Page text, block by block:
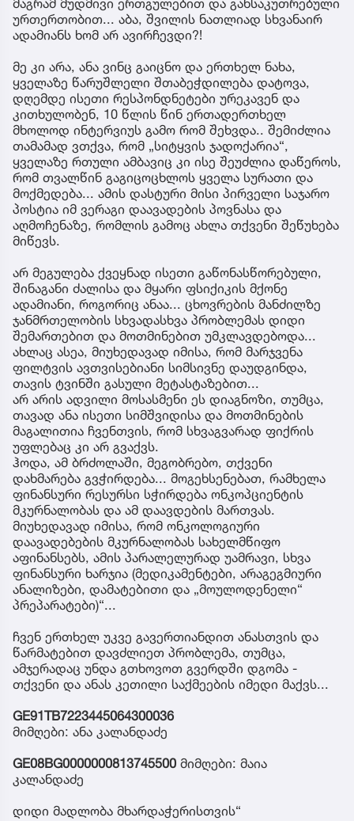
ურთერთობით... აბა, შვილის ნათლიად სხვანაირ
ადამიანს ხომ არ ავირჩევდი?!
მე კი არა, ანა ვინც გაიცნო და ერთხელ ნახა,
ყველაზე წარუშლელი შთაბეჭდილება დატოვა,
დღემდე ისეთი რესპონდნეტები ურეკავენ და
კითხულობენ, 10 წლის წინ ერთადერთხელ
მხოლოდ ინტერვიუს გამო რომ შეხვდა.. შემიძლია
თამამად ვთქვა, რომ „სიტყვის ჯადოქარია“,
ყველაზე რთული ამბავიც კი ისე შეუძლია დაწეროს,
რომ თვალწინ გაგიცოცხლოს ყველა სურათი და
მოქმედება... ამის დასტური მისი პირველი საჯარო
პოსტია იმ ვერაგი დაავადების პოვნასა და
აღმოჩენაზე, რომლის გამოც ახლა თქვენი შეწუხება
მიწევს.
არ მეგულება ქვეყნად ისეთი გაწონასწორებული,
შინაგანი ძალისა და მყარი ფსიქიკის მქონე
ადამიანი, როგორიც ანაა... ცხოვრების მანძილზე
ჯანმრთელობის სხვადასხვა პრობლემას დიდი
შემართებით და მოთმინებით უმკლავდებოდა...
ახლაც ასეა, მიუხედავად იმისა, რომ მარჯვენა
ფილტვის ავთვისებიანი სიმსივნე დაუდგინდა,
თავის ტვინში გასული მეტასტაზებით...
არ არის ადვილი მოსასმენი ეს დიაგნოზი, თუმცა,
თავად ანა ისეთი სიმშვიდისა და მოთმინების
მაგალითია ჩვენთვის, რომ სხვაგვარად ფიქრის
უფლებაც კი არ გვაქვს.
ჰოდა, ამ ბრძოლაში, მეგობრებო, თქვენი
დახმარება გვჭირდება... მოგეხსენებათ, რამხელა
ფინანსური რესურსი სჭირდება ონკოპციენტის
მკურნალობას და ამ დაავდების მართვას.
მიუხედავად იმისა, რომ ონკოლოგიური
დაავადებების მკურნალობას სახელმწიფო
აფინანსებს, ამის პარალელურად უამრავი, სხვა
ფინანსური ხარჯია (მედიკამენტები, არაგეგმიური
ანალიზები, დამატებითი და „მოულოდენელი“
პრეპარატები)“...
ჩვენ ერთხელ უკვე გავერთიანდით ანასთვის და
წარმატებით დავძლიეთ პრობლემა, თუმცა,
ამჯერადაც უნდა გთხოვოთ გვერდში დგომა -
თქვენი და ანას კეთილი საქმეების იმედი მაქვს...
GE91TB7223445064300036
მიმღები: ანა კალანდაძე
GE08BG0000000813745500 მიმღები: მაია
კალანდაძე
დიდი მადლობა მხარდაჭერისთვის“